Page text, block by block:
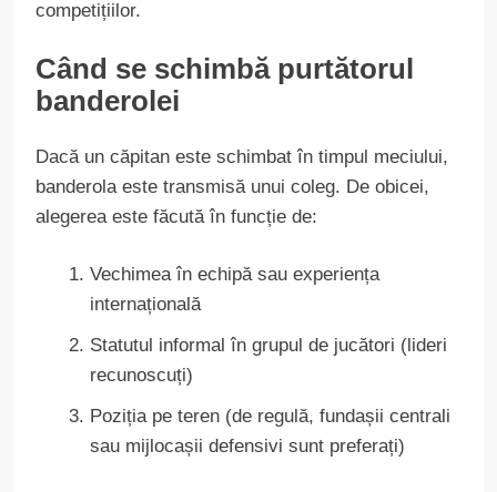
competițiilor.
Când se schimbă purtătorul
banderolei
Dacă un căpitan este schimbat în timpul meciului,
banderola este transmisă unui coleg. De obicei,
alegerea este făcută în funcție de:
Vechimea în echipă sau experiența
internațională
Statutul informal în grupul de jucători (lideri
recunoscuți)
Poziția pe teren (de regulă, fundașii centrali
sau mijlocașii defensivi sunt preferați)